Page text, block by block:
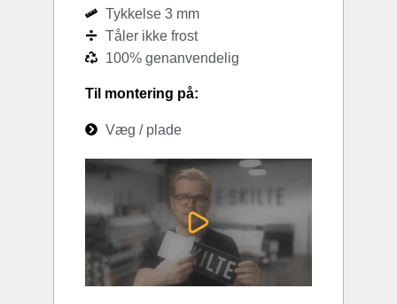
Tykkelse 3 mm
Tåler ikke frost
100% genanvendelig
Til montering på:
Væg / plade